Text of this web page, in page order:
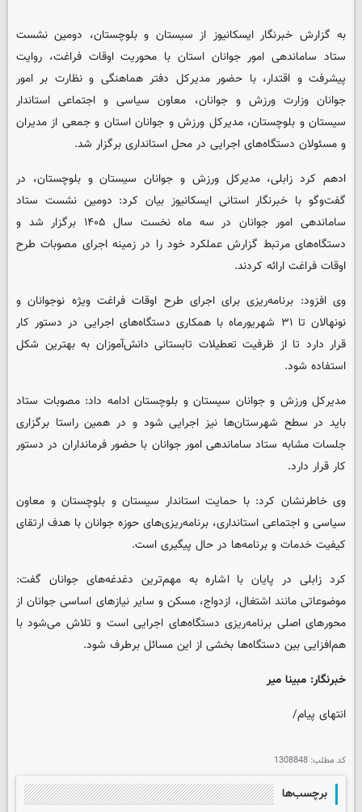
به گزارش خبرنگار ایسکانیوز از سیستان و بلوچستان، دومین نشست
ستاد ساماندهی امور جوانان استان با محوریت اوقات فراغت، روایت
پیشرفت و اقتدار، با حضور مدیرکل دفتر هماهنگی و نظارت بر امور
جوانان وزارت ورزش و جوانان، معاون سیاسی و اجتماعی استاندار
سیستان و بلوچستان، مدیرکل ورزش و جوانان استان و جمعی از مدیران
و مسئولان دستگاه‌های اجرایی در محل استانداری برگزار شد.
ادهم کرد زابلی، مدیرکل ورزش و جوانان سیستان و بلوچستان، در
گفت‌وگو با خبرنگار استانی ایسکانیوز بیان کرد: دومین نشست ستاد
ساماندهی امور جوانان در سه ماه نخست سال ۱۴۰۵ برگزار شد و
دستگاه‌های مرتبط گزارش عملکرد خود را در زمینه اجرای مصوبات طرح
اوقات فراغت ارائه کردند.
وی افزود: برنامه‌ریزی برای اجرای طرح اوقات فراغت ویژه نوجوانان و
نونهالان تا ۳۱ شهریورماه با همکاری دستگاه‌های اجرایی در دستور کار
قرار دارد تا از ظرفیت تعطیلات تابستانی دانش‌آموزان به بهترین شکل
استفاده شود.
مدیرکل ورزش و جوانان سیستان و بلوچستان ادامه داد: مصوبات ستاد
باید در سطح شهرستان‌ها نیز اجرایی شود و در همین راستا برگزاری
جلسات مشابه ستاد ساماندهی امور جوانان با حضور فرمانداران در دستور
کار قرار دارد.
وی خاطرنشان کرد: با حمایت استاندار سیستان و بلوچستان و معاون
سیاسی و اجتماعی استانداری، برنامه‌ریزی‌های حوزه جوانان با هدف ارتقای
کیفیت خدمات و برنامه‌ها در حال پیگیری است.
کرد زابلی در پایان با اشاره به مهم‌ترین دغدغه‌های جوانان گفت:
موضوعاتی مانند اشتغال، ازدواج، مسکن و سایر نیازهای اساسی جوانان از
محورهای اصلی برنامه‌ریزی دستگاه‌های اجرایی است و تلاش می‌شود با
هم‌افزایی بین دستگاه‌ها بخشی از این مسائل برطرف شود.
خبرنگار: مبینا میر
انتهای پیام/
کد مطلب: 1308848
برچسب‌ها